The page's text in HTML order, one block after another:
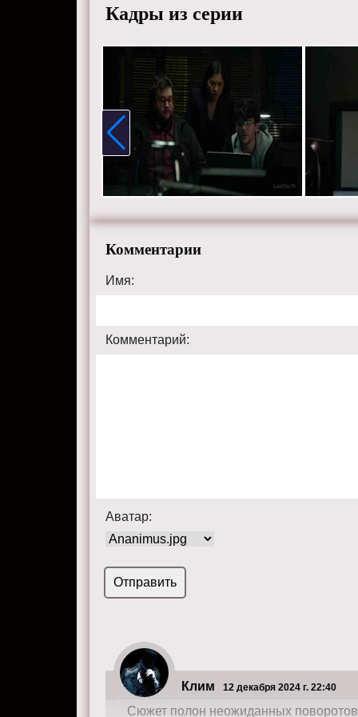
Кадры из серии
Комментарии
Имя:
Комментарий:
Аватар:
Клим 12 декабря 2024 г. 22:40
Сюжет полон неожиданных